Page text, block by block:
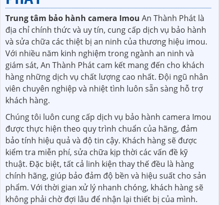
Trung tâm bảo hành camera Imou An Thành Phát là
địa chỉ chính thức và uy tín, cung cấp dịch vụ bảo hành
và sửa chữa các thiệt bị an ninh của thương hiệu imou.
Với nhiều năm kinh nghiệm trong ngành an ninh và
giám sát, An Thành Phát cam kết mang đến cho khách
hàng những dịch vụ chất lượng cao nhất. Đội ngũ nhân
viên chuyên nghiệp và nhiệt tình luôn sẵn sàng hỗ trợ
khách hàng.
Chúng tôi luôn cung cấp dịch vụ bảo hành camera Imou
được thực hiện theo quy trình chuẩn của hãng, đảm
bảo tính hiệu quả và độ tin cậy. Khách hàng sẽ được
kiểm tra miễn phí, sửa chữa kịp thời các vấn đề kỹ
thuật. Đặc biệt, tất cả linh kiện thay thế đều là hàng
chính hãng, giúp bảo đảm độ bền và hiệu suất cho sản
phẩm. Với thời gian xử lý nhanh chóng, khách hàng sẽ
không phải chờ đợi lâu để nhận lại thiết bị của mình.